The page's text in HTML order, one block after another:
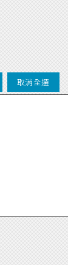
取消全選